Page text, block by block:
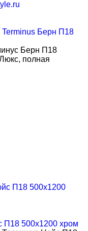
Terminus Берн П18
Берн П18
полная
П18 500х1200 хром